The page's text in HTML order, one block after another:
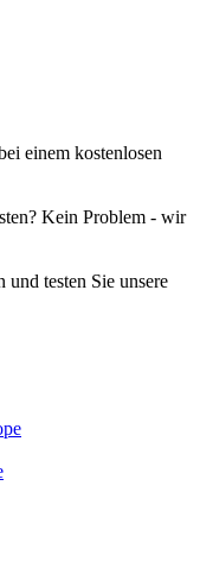
einem kostenlosen
Kein Problem - wir
testen Sie unsere